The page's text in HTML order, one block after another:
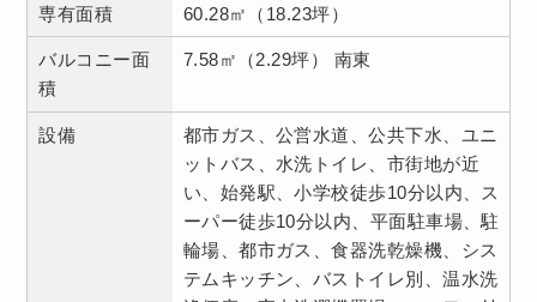
専有面積 60.28㎡（18.23坪）
バルコニー面
積
7.58㎡（2.29坪） 南東
設備
都市ガス、公営水道、公共下水、ユニ
ットバス、水洗トイレ、市街地が近
い、始発駅、小学校徒歩10分以内、ス
ーパー徒歩10分以内、平面駐車場、駐
輪場、都市ガス、食器洗乾燥機、シス
テムキッチン、バストイレ別、温水洗